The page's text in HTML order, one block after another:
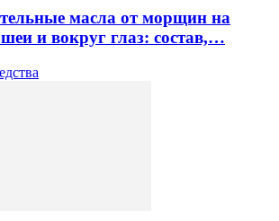
масла от морщин на
и вокруг глаз: состав,…